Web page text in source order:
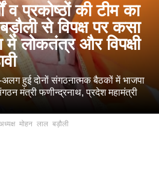
व प्रकोष्ठों की टीम का
से विपक्ष पर कसा
लोकतंत्र और विपक्षी
हुई दोनों संगठनात्मक बैठकों में भाजपा
मंत्री फणीन्द्रनाथ, प्रदेश महामंत्री
मोहन लाल बड़ौली